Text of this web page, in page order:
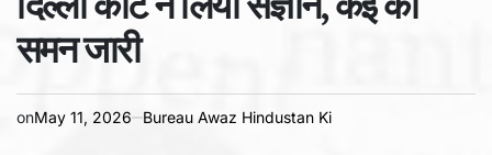
समन जारी
onMay 11, 2026 Bureau Awaz Hindustan Ki